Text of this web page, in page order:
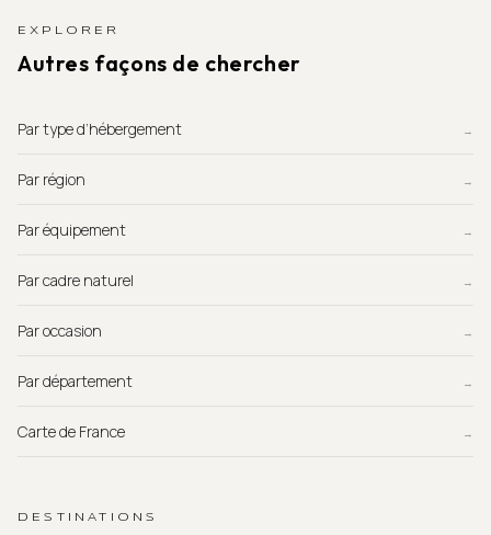
EXPLORER
Autres façons de chercher
Par type d’hébergement →
Par région →
Par équipement →
Par cadre naturel →
Par occasion →
Par département →
Carte de France →
DESTINATIONS